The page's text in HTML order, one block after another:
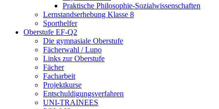
Praktische Philosophie-Sozialwissenschaften
Lernstandserhebung Klasse 8
Sporthelfer
Oberstufe EF-Q2
Die gymnasiale Oberstufe
Fächerwahl / Lupo
Links zur Oberstufe
Fächer
Facharbeit
Projektkurse
Entschuldigungsverfahren
UNI-TRAINEES